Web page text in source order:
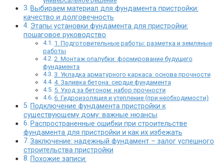
Выбираем материал для фундамента пристройки:
качество и долговечность
Этапы установки фундамента для пристройки:
пошаговое руководство
1. Подготовительные работы: разметка и земляные
работы
2. Монтаж опалубки: формирование будущего
фундамента
3. Укладка арматурного каркаса: основа прочности
4. Заливка бетона: сердце фундамента
5. Уход за бетоном: набор прочности
6. Гидроизоляция и утепление (при необходимости)
Подключение фундамента пристройки к
существующему дому: важные нюансы
Распространенные ошибки при строительстве
фундамента для пристройки и как их избежать
Заключение: надежный фундамент – залог успешного
строительства пристройки
Похожие записи: